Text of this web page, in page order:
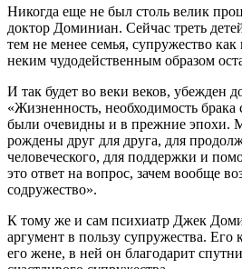
Никогда еще не был столь велик
доктор Доминиан. Сейчас треть
тем не менее семья, супружество как
неким чудодейственным образом
И так будет во веки веков, убежден
«Жизненность, необходимость брака
были очевидны и в прежние
рождены друг для друга, для
человеческого, для поддержки и
это ответ на вопрос, зачем вообще
содружество».
К тому же и сам психиатр Джек
аргумент в пользу супружества. Его
его жене, в ней он благодарит